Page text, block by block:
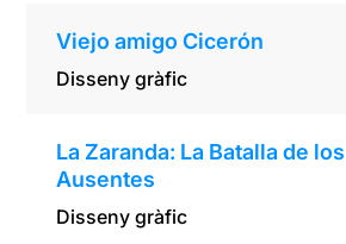
Viejo amigo Cicerón
Disseny gràfic
La Zaranda: La Batalla de los
Ausentes
Disseny gràfic